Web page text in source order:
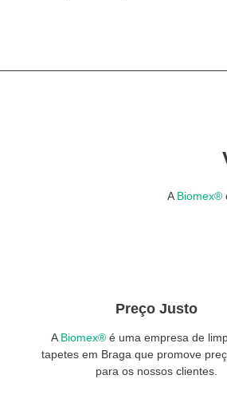
A Biomex®
Preço Justo
A Biomex®é uma empresa de
tapetes em Braga que promove
para os nossos clientes.